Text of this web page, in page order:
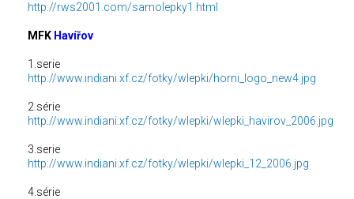
http://rws2001.com/samolepky1.html
MFK Havířov
1.serie
http://www.indiani.xf.cz/fotky/wlepki/horni_logo_new4.jpg
2.série
http://www.indiani.xf.cz/fotky/wlepki/wlepki_havirov_2006.jpg
3.serie
http://www.indiani.xf.cz/fotky/wlepki/wlepki_12_2006.jpg
4.série